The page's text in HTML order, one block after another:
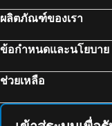
โรงแรม ลิกูเรีย
ผลิตภัณฑ์ของเรา
ข้อกำหนดและนโยบาย
ช่วยเหลือ